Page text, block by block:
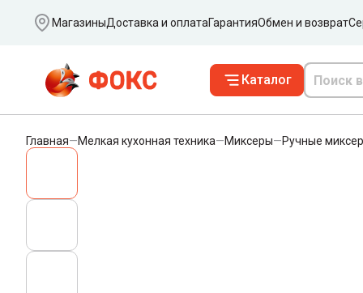
Ваш город
МагазиныДоставка и оплатаГарантияОбмен и возврат
Каталог
Главная—Мелкая кухонная техника—Миксеры—Ручные